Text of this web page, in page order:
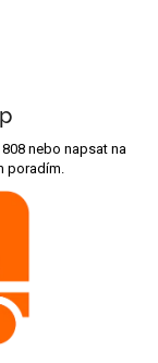
nebo napsat na
poradím.